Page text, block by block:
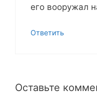
его вооружал
Ответить
Оставьте